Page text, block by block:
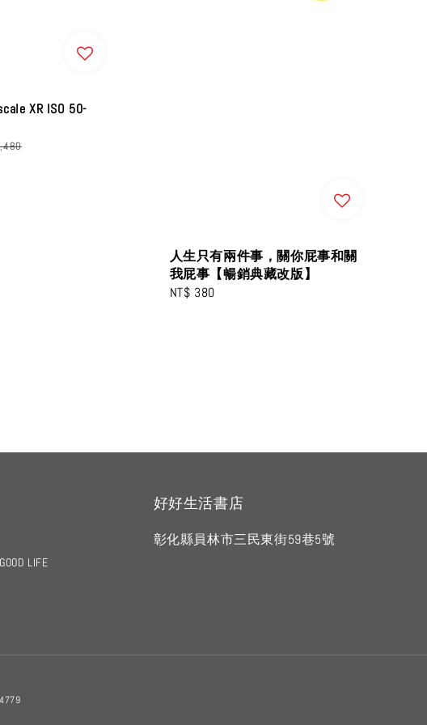
XR ISO 50-
人生只有兩件事，關你屁事和關
我屁事【暢銷典藏改版】
Regular
NT$ 380
LIFE
好好生活書店
彰化縣員林市三民東街59巷5號